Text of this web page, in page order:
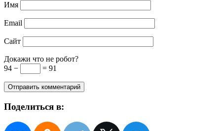
Имя
Email
Сайт
Докажи что не робот?
94 −
= 91
Поделиться в: